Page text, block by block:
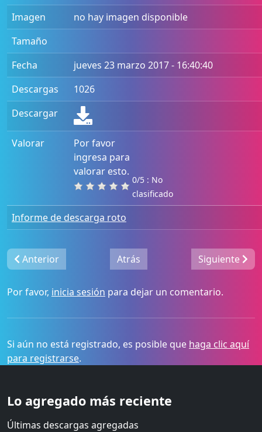
Imagen
no hay imagen disponible
Tamaño
Fecha
jueves 23 marzo 2017 - 16:40:40
Descargas
1026
Descargar
Valorar
Por favor
ingresa para
valorar esto.
0/5 : No
clasificado
Informe de descarga roto
Anterior Atrás Siguiente
Por favor, inicia sesión para dejar un comentario.
Si aún no está registrado, es posible que haga clic aquí
para registrarse.
Lo agregado más reciente
Últimas descargas agregadas